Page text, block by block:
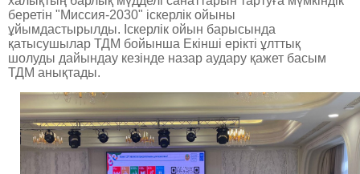
беретін "Миссия-2030" іскерлік ойыны
ұйымдастырылды. Іскерлік ойын барысында
қатысушылар ТДМ бойынша Екінші ерікті ұлттық
шолуды дайындау кезінде назар аудару қажет басым
ТДМ анықтады.